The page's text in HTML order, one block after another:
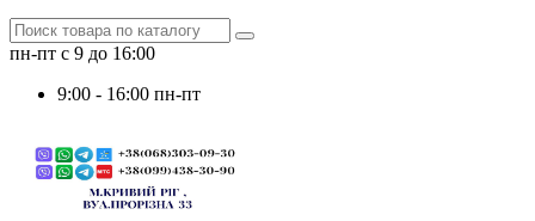
пн-пт с 9 до 16:00
9:00 - 16:00 пн-пт